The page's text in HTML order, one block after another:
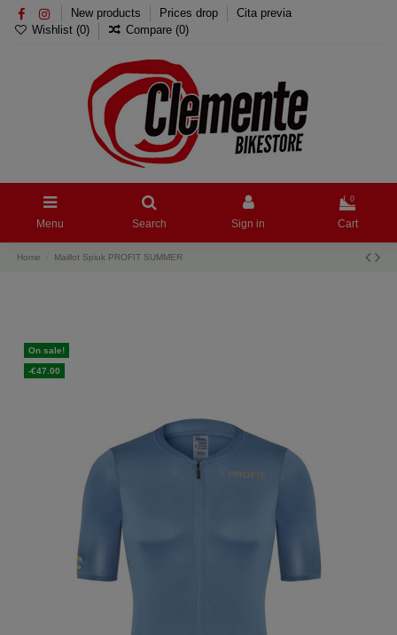
New products Prices drop
Cita previa
Wishlist (0) Compare (0)
Menu Search Sign in
0
Cart
Home Maillot Spiuk PROFIT SUMMER
On sale!
-€47.00